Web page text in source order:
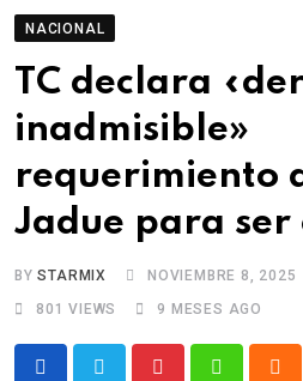
NACIONAL
TC declara
inadmisible»
requerimiento
Jadue para
BYSTARMIX NOVIEMBRE 8, 2025
801 VIEWS 9 MESES AGO